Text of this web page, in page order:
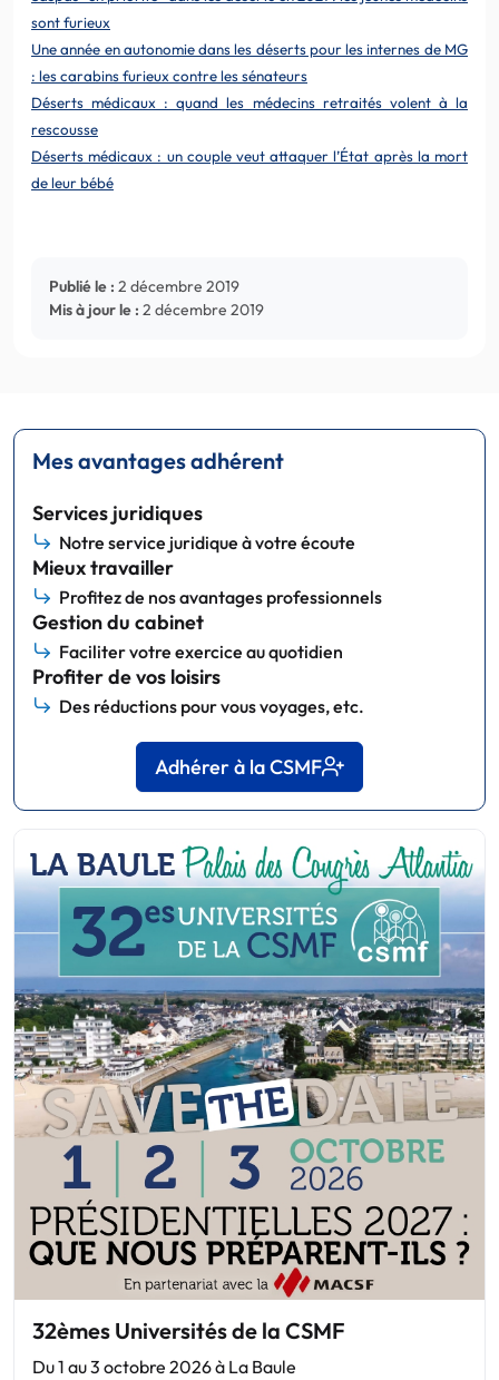
sont furieux
Une année en autonomie dans les déserts pour les internes de MG
: les carabins furieux contre les sénateurs
Déserts médicaux : quand les médecins retraités volent à la
rescousse
Déserts médicaux : un couple veut attaquer l’État après la mort
de leur bébé
Publié le : 2 décembre 2019
Mis à jour le : 2 décembre 2019
Mes avantages adhérent
Services juridiques
Notre service juridique à votre écoute
Mieux travailler
Profitez de nos avantages professionnels
Gestion du cabinet
Faciliter votre exercice au quotidien
Profiter de vos loisirs
Des réductions pour vous voyages, etc.
Adhérer à la CSMF
32èmes Universités de la CSMF
Du 1 au 3 octobre 2026 à La Baule